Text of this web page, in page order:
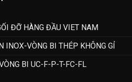
ĐỠ HÀNG ĐẦU VIET NAM
INOX-VÒNG BI THÉP KHÔNG GỈ
BI UC-F-P-T-FC-FL